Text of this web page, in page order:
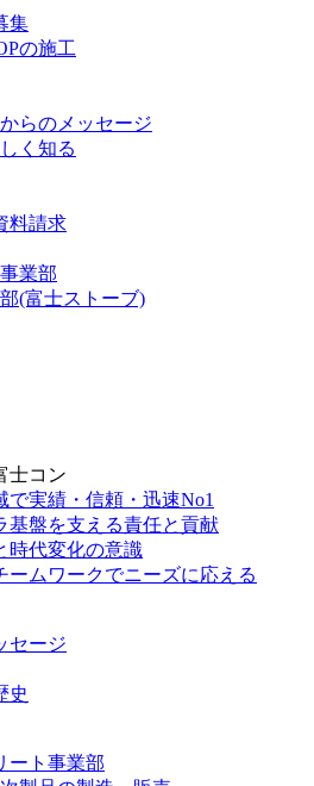
集
の施工
らのメッセージ
く知る
業部
(富士ストーブ)
士コン
で実績・信頼・迅速No1
基盤を支える責任と貢献
時代変化の意識
ームワークでニーズに応える
セージ
史
ート事業部